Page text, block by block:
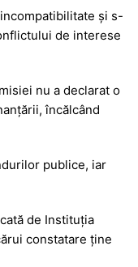
și s-
de interese
nu a declarat o
încălcând
publice, iar
de Instituția
constatare ține